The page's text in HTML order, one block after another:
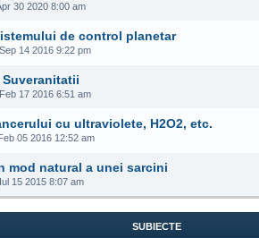
30 2020 8:00 am
de control planetar
14 2016 9:22 pm
Suveranitatii
17 2016 6:51 am
cu ultraviolete, H2O2, etc.
05 2016 12:52 am
mod natural a unei sarcini
15 2015 8:07 am
SUBIECTE